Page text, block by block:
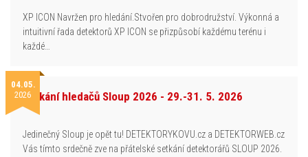
XP ICON Navržen pro hledání.Stvořen pro dobrodružství. Výkonná a
intuitivní řada detektorů XP ICON se přizpůsobí každému terénu i
každé…
04.05.
2026Setkání hledačů Sloup 2026 - 29.-31. 5. 2026
Jedinečný Sloup je opět tu! DETEKTORYKOVU.cz a DETEKTORWEB.cz
Vás tímto srdečně zve na přátelské setkání detektorářů SLOUP 2026.